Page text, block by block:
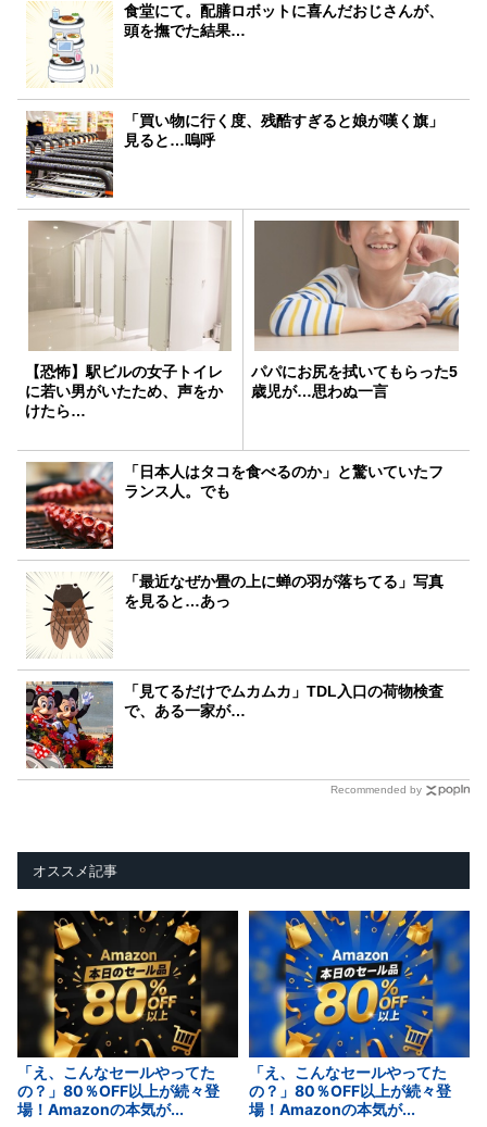
食堂にて。配膳ロボットに喜んだおじさんが、
頭を撫でた結果…
「買い物に行く度、残酷すぎると娘が嘆く旗」
見ると…嗚呼
【恐怖】駅ビルの女子トイレ
に若い男がいたため、声をか
けたら…
パパにお尻を拭いてもらった5
歳児が…思わぬ一言
「日本人はタコを食べるのか」と驚いていたフ
ランス人。でも
「最近なぜか畳の上に蝉の羽が落ちてる」写真
を見ると…あっ
「見てるだけでムカムカ」TDL入口の荷物検査
で、ある一家が…
Recommended by
オススメ記事
「え、こんなセールやってた
の？」80％OFF以上が続々登
場！Amazonの本気が...
「え、こんなセールやってた
の？」80％OFF以上が続々登
場！Amazonの本気が...